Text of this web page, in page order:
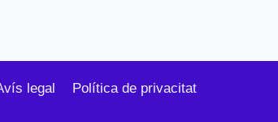
legal Política de privacitat